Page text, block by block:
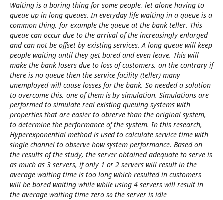
Waiting is a boring thing for some people, let alone having to
queue up in long queues. In everyday life waiting in a queue is a
common thing, for example the queue at the bank teller. This
queue can occur due to the arrival of the increasingly enlarged
and can not be offset by existing services. A long queue will keep
people waiting until they get bored and even leave. This will
make the bank losers due to loss of customers, on the contrary if
there is no queue then the service facility (teller) many
unemployed will cause losses for the bank. So needed a solution
to overcome this, one of them is by simulation. Simulations are
performed to simulate real existing queuing systems with
properties that are easier to observe than the original system,
to determine the performance of the system. In this research,
Hyperexponential method is used to calculate service time with
single channel to observe how system performance. Based on
the results of the study, the server obtained adequate to serve is
as much as 3 servers, if only 1 or 2 servers will result in the
average waiting time is too long which resulted in customers
will be bored waiting while while using 4 servers will result in
the average waiting time zero so the server is idle